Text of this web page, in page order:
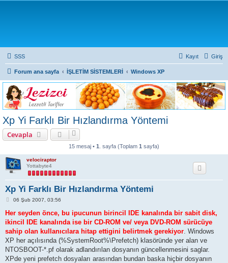
SSS Giriş
Kayıt
Forum ana sayfa İŞLETİM SİSTEMLERİ Windows XP
Xp Yi Farklı Bir Hızlandırma Yöntemi
Cevapla
15 mesaj • 1 . sayfa (Toplam 1 sayfa)
velociraptor
Yottabyte4
Xp Yi Farklı Bir Hızlandırma Yöntemi
M
s
j
06 Şub 2007, 03:56
Her seyden önce, bu ipucunun birincil IDE kanalında bir sabit disk,
ikincil IDE kanalında ise bir CD-ROM ve/ veya DVD-ROM sürücüye
sahip olan kullanıcılara hitap ettigini belirtmek gerekiyor. Windows
XP her açılısında (%SystemRoot%\Prefetch) klasöründe yer alan ve
NTOSBOOT-*.pf olarak adlandırılan dosyanın güncellenmesini saglar.
XPde yeni prefetch dosyaları arasından bundan baska hiçbir dosyanın